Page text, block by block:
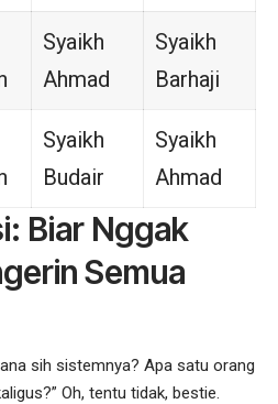
Syaikh
Ahmad
Syaikh
Barhaji
Syaikh
Budair
Syaikh
Ahmad
Biar Nggak
Semua
sih sistemnya? Apa satu orang
Oh, tentu tidak, bestie.